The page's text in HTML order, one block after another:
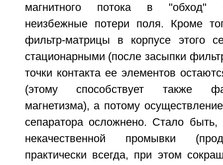
магнитного потока в "обход"
неизбежные потери поля. Кроме
фильтр-матрицы в корпусе этого
стационарными (после засыпки
точки контакта ее элементов
(этому способствует также
магнетизма), а потому
сепаратора осложнено. Стало быть,
некачественной промывки
практически всегда, при этом